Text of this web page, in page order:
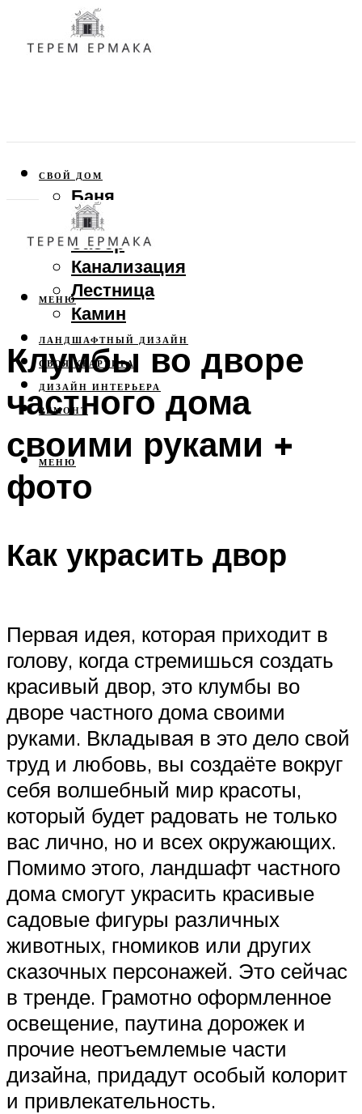
СВОЙ ДОМ
Баня
Веранда
Забор
Канализация
Лестница
Камин
ЛАНДШАФТНЫЙ ДИЗАЙН
СВОЯ КВАРТИРА
ДИЗАЙН ИНТЕРЬЕРА
РЕМОНТ
МЕНЮ
МЕНЮ
Клумбы во дворе
частного дома
своими руками +
фото
Как украсить двор
Первая идея, которая приходит в
голову, когда стремишься создать
красивый двор, это клумбы во
дворе частного дома своими
руками. Вкладывая в это дело свой
труд и любовь, вы создаёте вокруг
себя волшебный мир красоты,
который будет радовать не только
вас лично, но и всех окружающих.
Помимо этого, ландшафт частного
дома смогут украсить красивые
садовые фигуры различных
животных, гномиков или других
сказочных персонажей. Это сейчас
в тренде. Грамотно оформленное
освещение, паутина дорожек и
прочие неотъемлемые части
дизайна, придадут особый колорит
и привлекательность.